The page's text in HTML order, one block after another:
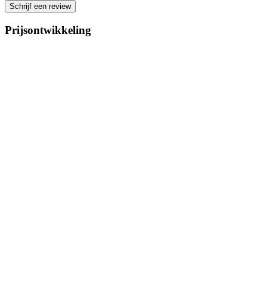
Schrijf een review
Prijsontwikkeling